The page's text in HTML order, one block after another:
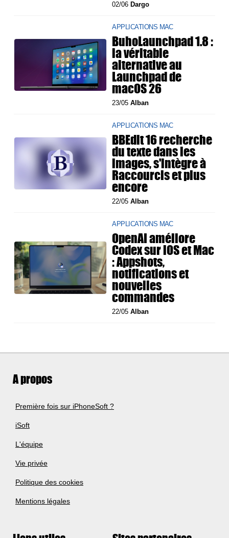
02/06 Dargo
APPLICATIONS MAC
BuhoLaunchpad 1.8 :
la véritable
alternative au
Launchpad de
macOS 26
23/05Alban
APPLICATIONS MAC
BBEdit 16 recherche
du texte dans les
images, s'intègre à
Raccourcis et plus
encore
22/05Alban
APPLICATIONS MAC
OpenAI améliore
Codex sur iOS et Mac
: Appshots,
notifications et
nouvelles
commandes
22/05Alban
A propos
Première fois sur iPhoneSoft ?
iSoft
L'équipe
Vie privée
Politique des cookies
Mentions légales